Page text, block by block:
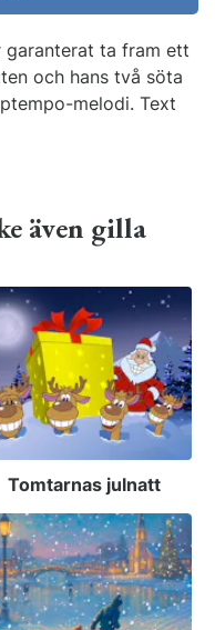
ta fram ett
och hans två söta
melodi. Text
även gilla
Tomtarnas julnatt